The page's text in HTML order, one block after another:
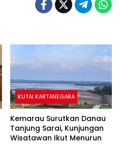
KUTAI KARTANEGARA
Kemarau Surutkan Danau
Tanjung Sarai, Kunjungan
Wisatawan Ikut Menurun